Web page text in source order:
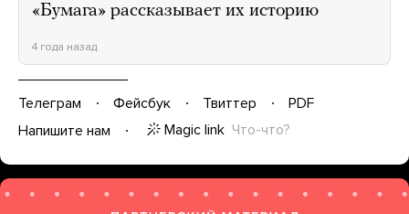
«Бумага» рассказывает их историю
4 года назад
Телеграм Фейсбук Твиттер
PDF
Напишите нам
Magic link Что-что?